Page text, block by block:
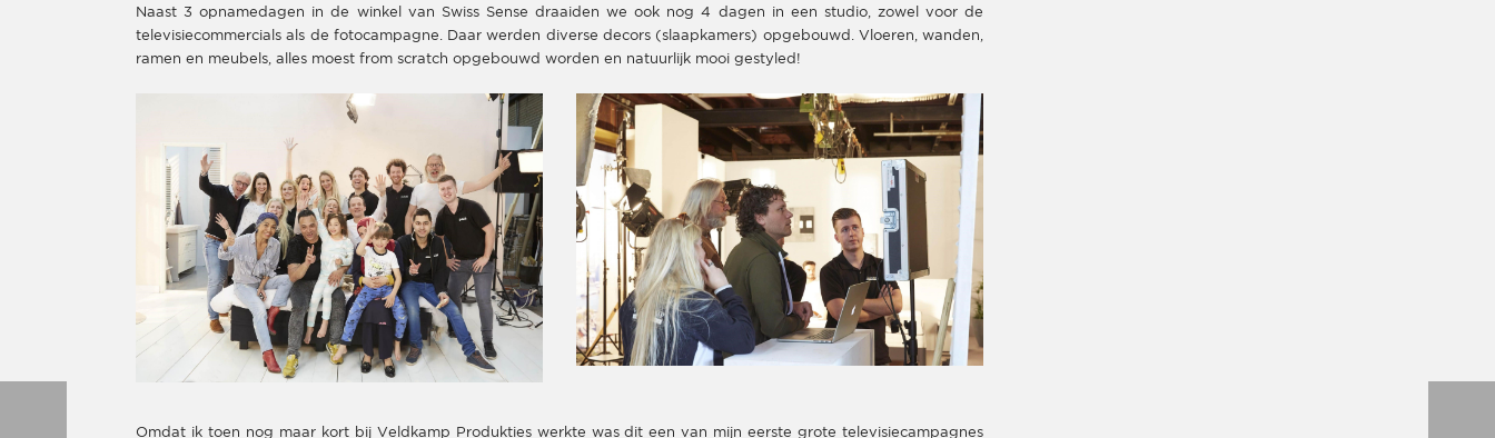
Naast 3 opnamedagen in de winkel van Swiss Sense draaiden we ook nog 4 dagen in een studio, zowel voor de
televisiecommercials als de fotocampagne. Daar werden diverse decors (slaapkamers) opgebouwd. Vloeren, wanden,
ramen en meubels, alles moest from scratch opgebouwd worden en natuurlijk mooi gestyled!
Omdat ik toen nog maar kort bij Veldkamp Produkties werkte was dit een van mijn eerste grote televisiecampagnes